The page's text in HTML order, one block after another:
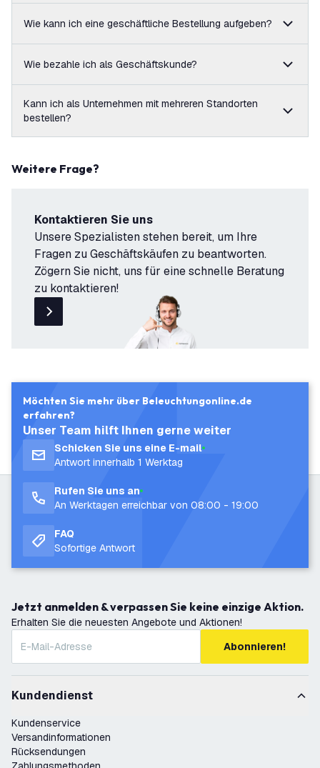
Wie kann ich eine geschäftliche Bestellung aufgeben?
Wie bezahle ich als Geschäftskunde?
Kann ich als Unternehmen mit mehreren Standorten
bestellen?
Weitere Frage?
Kontaktieren Sie uns
Unsere Spezialisten stehen bereit, um Ihre
Fragen zu Geschäftskäufen zu beantworten.
Zögern Sie nicht, uns für eine schnelle Beratung
zu kontaktieren!
Möchten Sie mehr über Beleuchtungonline.de
erfahren?
Unser Team hilft Ihnen gerne weiter
Schicken Sie uns eine E-mail
Antwort innerhalb 1 Werktag
Rufen Sie uns an
An Werktagen erreichbar von 08:00 - 19:00
FAQ
Sofortige Antwort
Jetzt anmelden & verpassen Sie keine einzige Aktion.
Erhalten Sie die neuesten Angebote und Aktionen!
Abonnieren!
Kundendienst
Kundenservice
Versandinformationen
Rücksendungen